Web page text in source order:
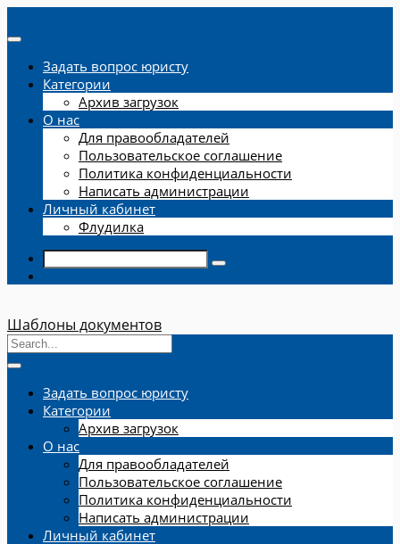
Задать вопрос юристу
Категории
Архив загрузок
О нас
Для правообладателей
Пользовательское соглашение
Политика конфиденциальности
Написать администрации
Личный кабинет
Флудилка
Шаблоны документов
Задать вопрос юристу
Категории
Архив загрузок
О нас
Для правообладателей
Пользовательское соглашение
Политика конфиденциальности
Написать администрации
Личный кабинет